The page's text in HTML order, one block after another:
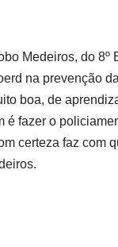
Medeiros, do 8º
na prevenção
boa, de
é fazer o
certeza faz com